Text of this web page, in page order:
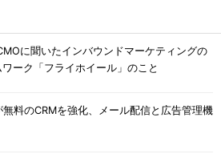
に聞いたインバウンドマーケティングの
ーク「フライホイール」のこと
料のCRMを強化、メール配信と広告管理機